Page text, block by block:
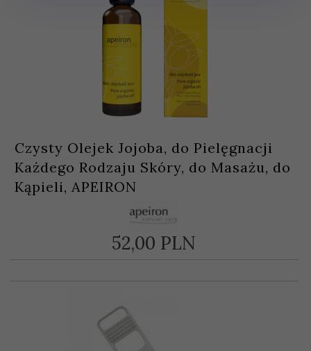
Czysty Olejek Jojoba, do Pielęgnacji
Każdego Rodzaju Skóry, do Masażu, do
Kąpieli, APEIRON
52,00 PLN